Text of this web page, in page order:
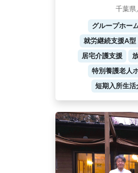
千葉県
グループホー
就労継続支援A型
居宅介護支援
特別養護老人
短期入所生活